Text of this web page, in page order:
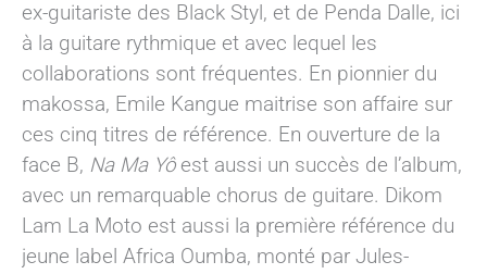
ex-guitariste des Black Styl, et de Penda Dalle, ici
à la guitare rythmique et avec lequel les
collaborations sont fréquentes. En pionnier du
makossa, Emile Kangue maitrise son affaire sur
ces cinq titres de référence. En ouverture de la
face B, Na Ma Yôest aussi un succès de l’album,
avec un remarquable chorus de guitare. Dikom
Lam La Moto est aussi la première référence du
jeune label Africa Oumba, monté par Jules-